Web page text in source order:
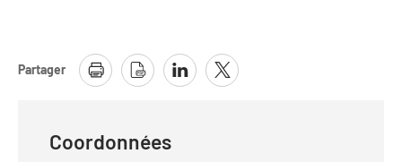
Partager
Coordonnées